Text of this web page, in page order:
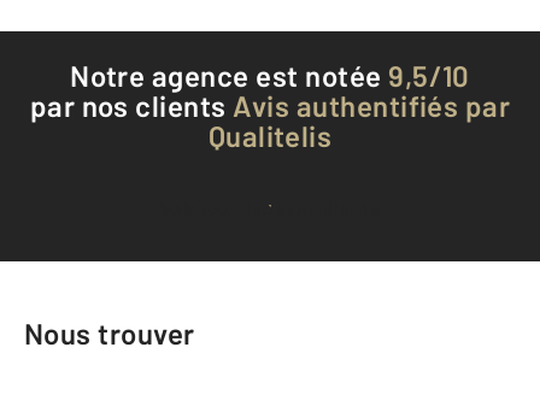
Notre agence est notée 9,5/10
par nos clients Avis authentifiés par
Qualitelis
Voir tous les avis clients
Nous trouver